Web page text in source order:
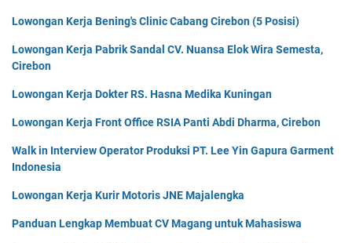
Lowongan Kerja Bening's Clinic Cabang Cirebon (5 Posisi)
Lowongan Kerja Pabrik Sandal CV. Nuansa Elok Wira Semesta,
Cirebon
Lowongan Kerja Dokter RS. Hasna Medika Kuningan
Lowongan Kerja Front Office RSIA Panti Abdi Dharma, Cirebon
Walk in Interview Operator Produksi PT. Lee Yin Gapura Garment
Indonesia
Lowongan Kerja Kurir Motoris JNE Majalengka
Panduan Lengkap Membuat CV Magang untuk Mahasiswa